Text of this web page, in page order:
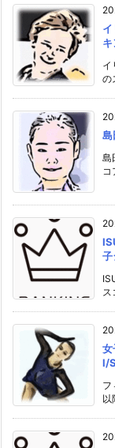
イ
の
島
島
コ
子
ス
女
l/
フ
以